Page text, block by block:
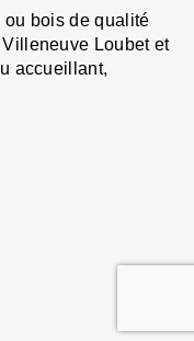
ou bois de qualité
Villeneuve Loubet et
accueillant,